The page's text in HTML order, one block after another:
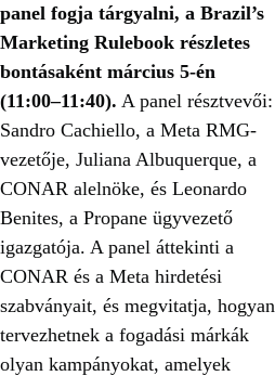
panel fogja tárgyalni, a Brazil’s
Marketing Rulebook részletes
bontásaként március 5-én
(11:00–11:40). A panel résztvevői:
Sandro Cachiello, a Meta RMG-
vezetője, Juliana Albuquerque, a
CONAR alelnöke, és Leonardo
Benites, a Propane ügyvezető
igazgatója. A panel áttekinti a
CONAR és a Meta hirdetési
szabványait, és megvitatja, hogyan
tervezhetnek a fogadási márkák
olyan kampányokat, amelyek